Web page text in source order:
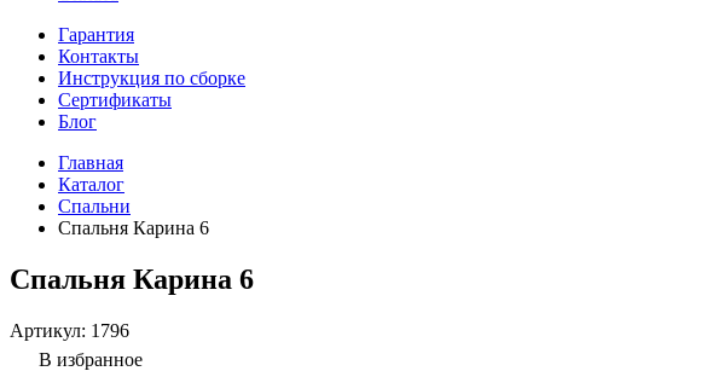
Гарантия
Контакты
Инструкция по сборке
Сертификаты
Блог
Главная
Каталог
Спальни
Спальня Карина 6
Спальня Карина 6
Артикул: 1796
В избранное